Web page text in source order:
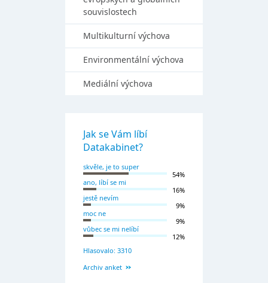
souvislostech
Multikulturní výchova
Environmentální výchova
Mediální výchova
Jak se Vám líbí
Datakabinet?
skvěle, je to super
54%
ano, líbí se mi
16%
jestě nevím
9%
moc ne
9%
vůbec se mi nelíbí
12%
Hlasovalo: 3310
Archiv anket